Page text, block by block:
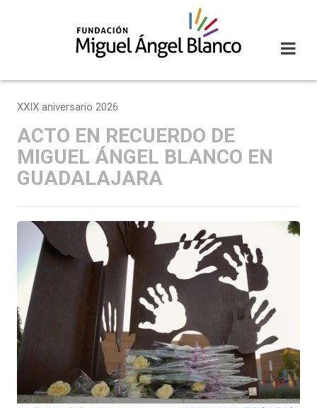
XXIX aniversario 2026
ACTO EN RECUERDO DE
MIGUEL ÁNGEL BLANCO EN
GUADALAJARA